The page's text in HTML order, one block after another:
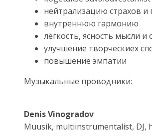
нейтрализацию страхов
внутреннюю гармонию
лёгкость, ясность мысли и
улучшение творческиех
повышение эмпатии
Музыкальные проводники:
Denis Vinogradov
Muusik, multiinstrumentalist, DJ,